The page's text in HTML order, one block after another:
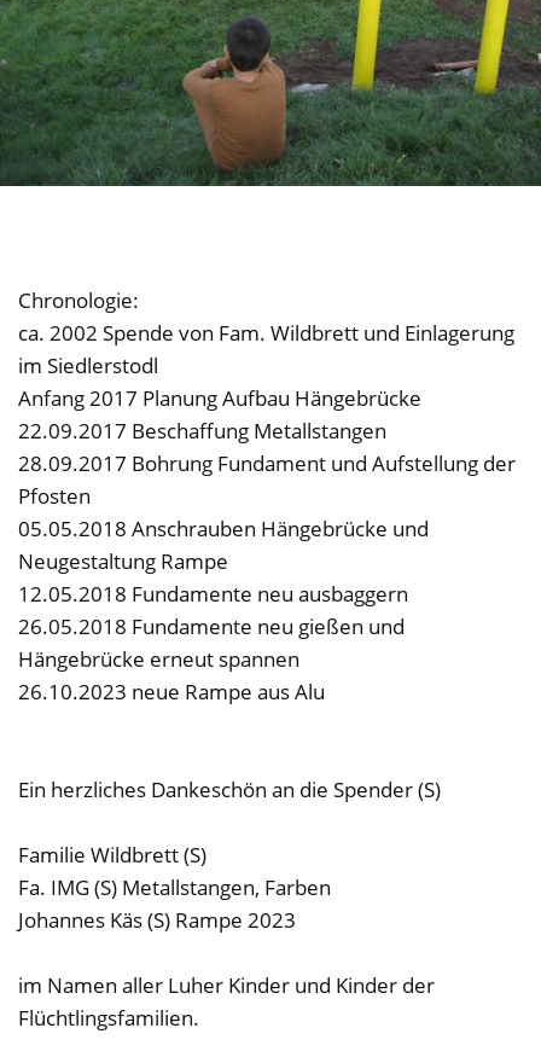
Chronologie:
ca. 2002 Spende von Fam. Wildbrett und Einlagerung
im Siedlerstodl
Anfang 2017 Planung Aufbau Hängebrücke
22.09.2017 Beschaffung Metallstangen
28.09.2017 Bohrung Fundament und Aufstellung der
Pfosten
05.05.2018 Anschrauben Hängebrücke und
Neugestaltung Rampe
12.05.2018 Fundamente neu ausbaggern
26.05.2018 Fundamente neu gießen und
Hängebrücke erneut spannen
26.10.2023 neue Rampe aus Alu
Ein herzliches Dankeschön an die Spender (S)
Familie Wildbrett (S)
Fa. IMG (S) Metallstangen, Farben
Johannes Käs (S) Rampe 2023
im Namen aller Luher Kinder und Kinder der
Flüchtlingsfamilien.